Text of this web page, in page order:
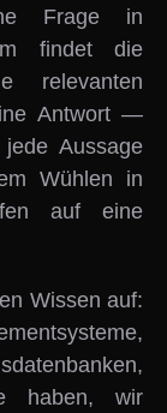
Frage in
findet die
relevanten
Antwort —
Aussage
Wühlen in
auf eine
Wissen auf:
haben, wir